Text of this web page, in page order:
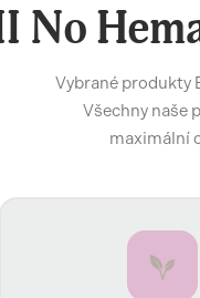
No
Vybrané produkty
Všechny naše
maximální